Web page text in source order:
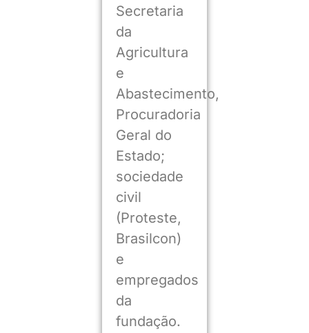
Secretaria
da
Agricultura
e
Abastecimento,
Procuradoria
Geral do
Estado;
sociedade
civil
(Proteste,
Brasilcon)
e
empregados
da
fundação.